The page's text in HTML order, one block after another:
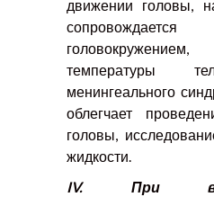
движении головы,
температуры
менингеального
облегчает
головы,
жидкости.
IV. При